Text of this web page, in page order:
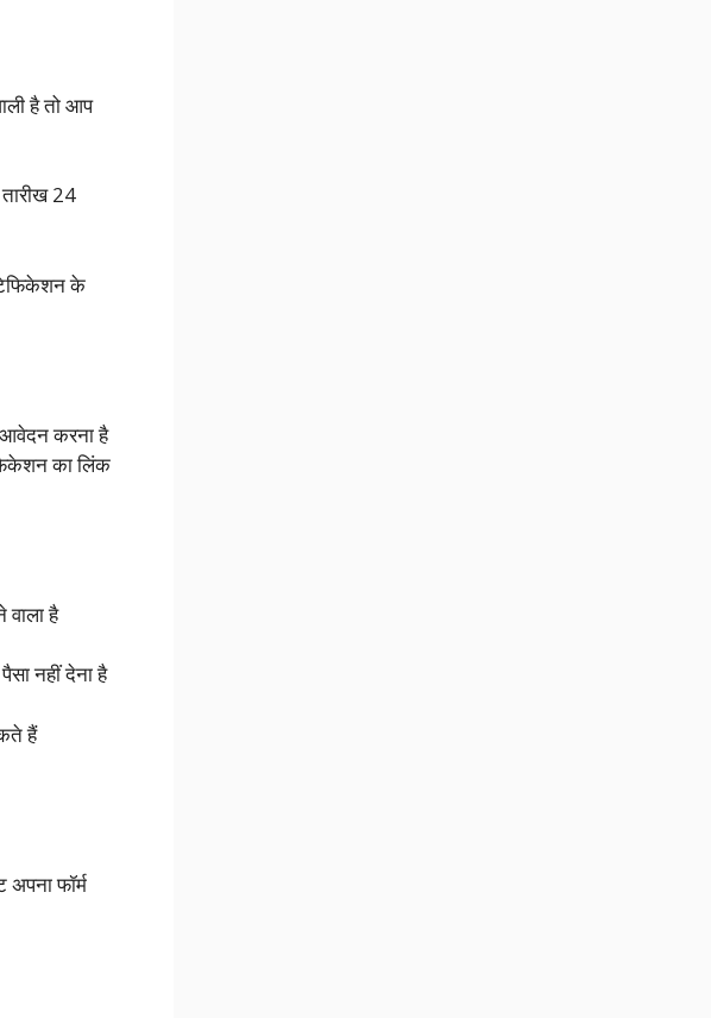
है तो आप
24
के
आवेदन करना है
का लिंक
है
नहीं देना है
हैं
फॉर्म